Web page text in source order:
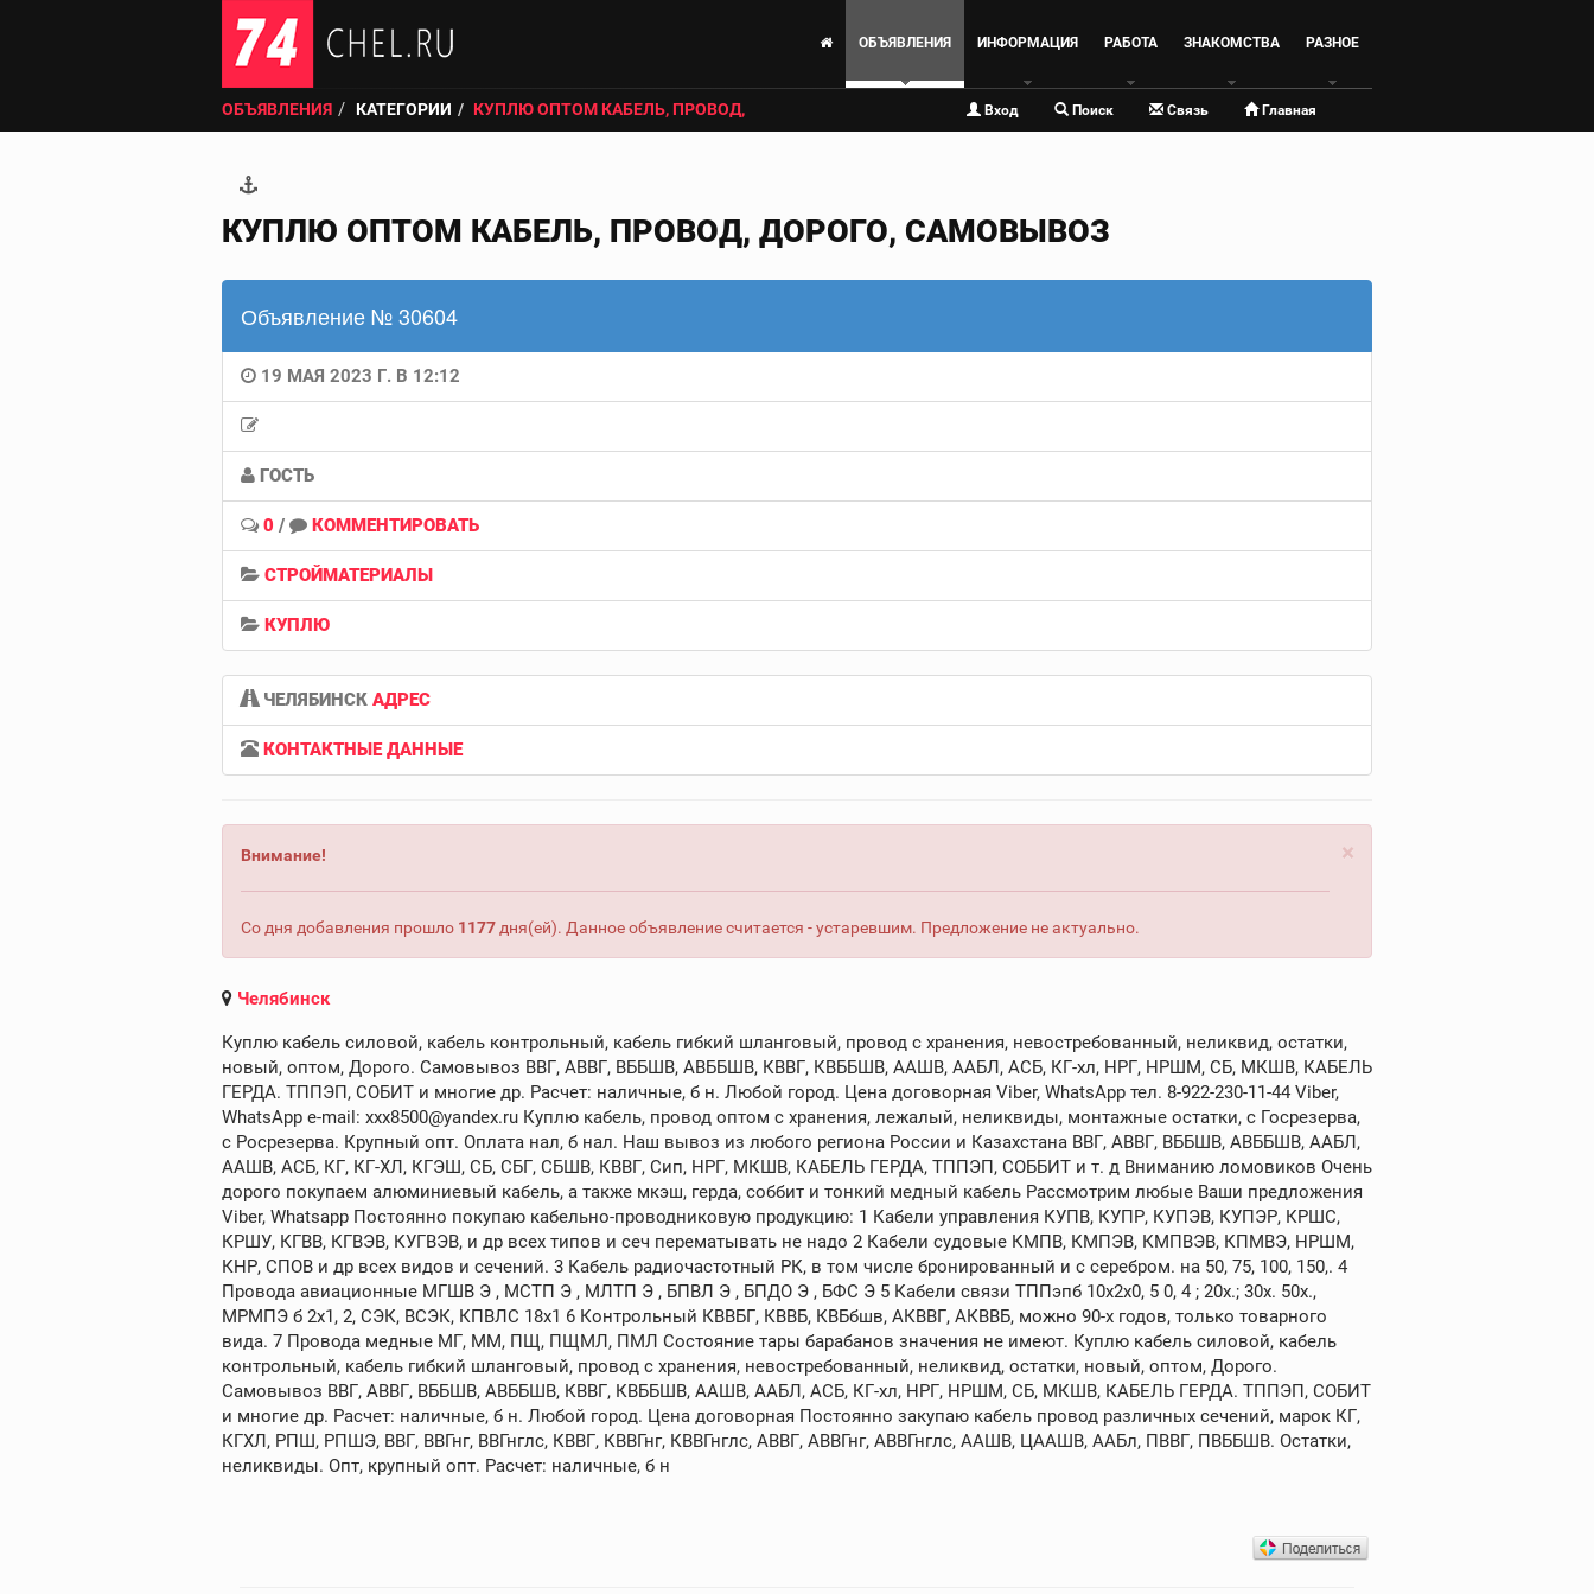
ОБЪЯВЛЕНИЯ ИНФОРМАЦИЯ РАБОТА ЗНАКОМСТВА РАЗНОЕ
ОБЪЯВЛЕНИЯ КАТЕГОРИИ КУПЛЮ ОПТОМ КАБЕЛЬ, ПРОВОД, Вход Поиск Связь Главная
КУПЛЮ ОПТОМ КАБЕЛЬ, ПРОВОД, ДОРОГО, САМОВЫВОЗ
Объявление № 30604
19 МАЯ 2023 Г. В 12:12
ГОСТЬ
0 / КОММЕНТИРОВАТЬ
СТРОЙМАТЕРИАЛЫ
КУПЛЮ
ЧЕЛЯБИНСК АДРЕС
КОНТАКТНЫЕ ДАННЫЕ
×
Внимание!
Со дня добавления прошло 1177 дня(ей). Данное объявление считается - устаревшим. Предложение не актуально.
Челябинск
Куплю кабель силовой, кабель контрольный, кабель гибкий шланговый, провод с хранения, невостребованный, неликвид, остатки,
новый, оптом, Дорого. Самовывоз ВВГ, АВВГ, ВББШВ, АВББШВ, КВВГ, КВББШВ, ААШВ, ААБЛ, АСБ, КГ-хл, НРГ, НРШМ, СБ, МКШВ, КАБЕЛЬ
ГЕРДА. ТППЭП, СОБИТ и многие др. Расчет: наличные, б н. Любой город. Цена договорная Viber, WhatsApp тел. 8-922-230-11-44 Viber,
WhatsApp e-mail: xxx8500@yandex.ru Куплю кабель, провод оптом с хранения, лежалый, неликвиды, монтажные остатки, с Госрезерва,
с Росрезерва. Крупный опт. Оплата нал, б нал. Наш вывоз из любого региона России и Казахстана ВВГ, АВВГ, ВББШВ, АВББШВ, ААБЛ,
ААШВ, АСБ, КГ, КГ-ХЛ, КГЭШ, СБ, СБГ, СБШВ, КВВГ, Сип, НРГ, МКШВ, КАБЕЛЬ ГЕРДА, ТППЭП, СОББИТ и т. д Вниманию ломовиков Очень
дорого покупаем алюминиевый кабель, а также мкэш, герда, соббит и тонкий медный кабель Рассмотрим любые Ваши предложения
Viber, Whatsapp Постоянно покупаю кабельно-проводниковую продукцию: 1 Кабели управления КУПВ, КУПР, КУПЭВ, КУПЭР, КРШС,
КРШУ, КГВВ, КГВЭВ, КУГВЭВ, и др всех типов и сеч перематывать не надо 2 Кабели судовые КМПВ, КМПЭВ, КМПВЭВ, КПМВЭ, НРШМ,
КНР, СПОВ и др всех видов и сечений. 3 Кабель радиочастотный РК, в том числе бронированный и с серебром. на 50, 75, 100, 150,. 4
Провода авиационные МГШВ Э , МСТП Э , МЛТП Э , БПВЛ Э , БПДО Э , БФС Э 5 Кабели связи ТППэпб 10х2х0, 5 0, 4 ; 20х.; 30х. 50х.,
МРМПЭ б 2х1, 2, СЭК, ВСЭК, КПВЛС 18х1 6 Контрольный КВВБГ, КВВБ, КВБбшв, АКВВГ, АКВВБ, можно 90-х годов, только товарного
вида. 7 Провода медные МГ, ММ, ПЩ, ПЩМЛ, ПМЛ Состояние тары барабанов значения не имеют. Куплю кабель силовой, кабель
контрольный, кабель гибкий шланговый, провод с хранения, невостребованный, неликвид, остатки, новый, оптом, Дорого.
Самовывоз ВВГ, АВВГ, ВББШВ, АВББШВ, КВВГ, КВББШВ, ААШВ, ААБЛ, АСБ, КГ-хл, НРГ, НРШМ, СБ, МКШВ, КАБЕЛЬ ГЕРДА. ТППЭП, СОБИТ
и многие др. Расчет: наличные, б н. Любой город. Цена договорная Постоянно закупаю кабель провод различных сечений, марок КГ,
КГХЛ, РПШ, РПШЭ, ВВГ, ВВГнг, ВВГнглс, КВВГ, КВВГнг, КВВГнглс, АВВГ, АВВГнг, АВВГнглс, ААШВ, ЦААШВ, ААБл, ПВВГ, ПВББШВ. Остатки,
неликвиды. Опт, крупный опт. Расчет: наличные, б н